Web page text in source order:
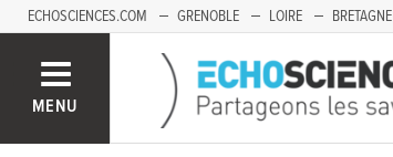
ECHOSCIENCES.COM GRENOBLE LOIRE BRETAGNE
MENU